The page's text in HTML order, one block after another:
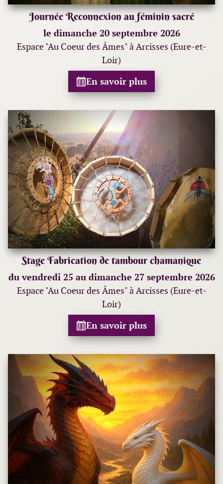
Journée Reconnexion au féminin sacré
le dimanche 20 septembre 2026
Espace "Au Coeur des Âmes" à Arcisses (Eure-et-
Loir)
En savoir plus
Stage Fabrication de tambour chamanique
du vendredi 25 au dimanche 27 septembre 2026
Espace "Au Coeur des Âmes" à Arcisses (Eure-et-
Loir)
En savoir plus